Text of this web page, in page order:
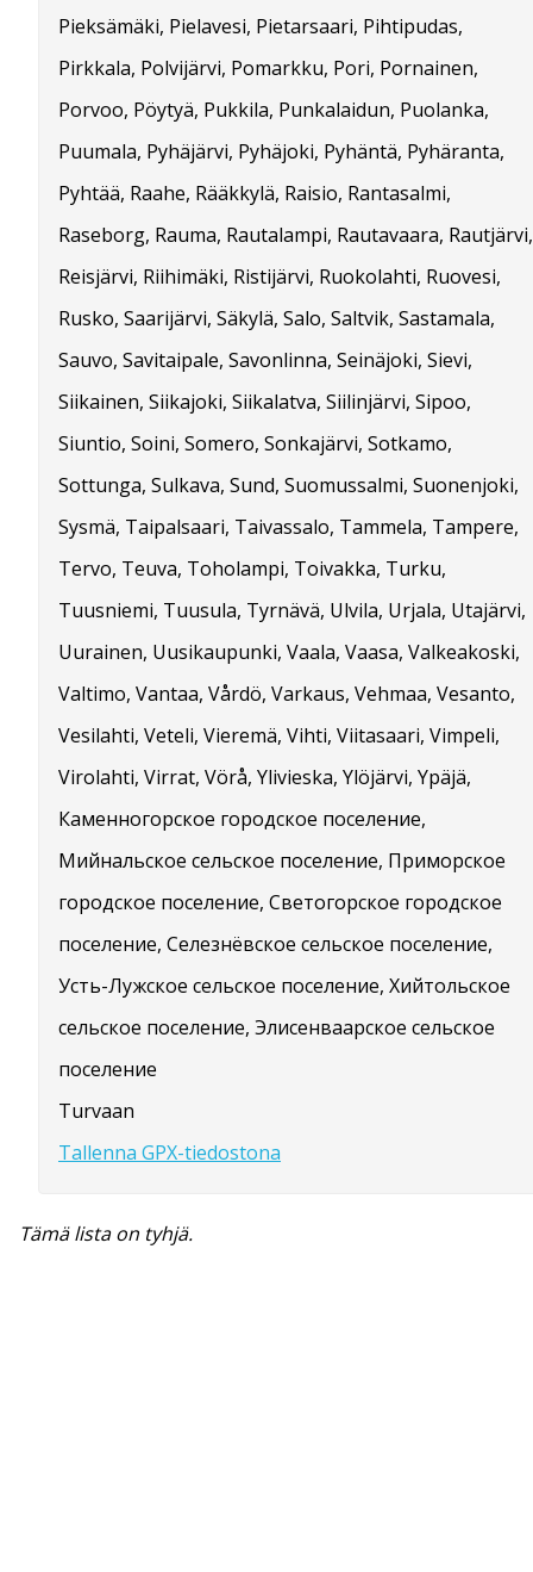
Pieksämäki, Pielavesi, Pietarsaari, Pihtipudas,
Pirkkala, Polvijärvi, Pomarkku, Pori, Pornainen,
Porvoo, Pöytyä, Pukkila, Punkalaidun, Puolanka,
Puumala, Pyhäjärvi, Pyhäjoki, Pyhäntä, Pyhäranta,
Pyhtää, Raahe, Rääkkylä, Raisio, Rantasalmi,
Raseborg, Rauma, Rautalampi, Rautavaara, Rautjärvi,
Reisjärvi, Riihimäki, Ristijärvi, Ruokolahti, Ruovesi,
Rusko, Saarijärvi, Säkylä, Salo, Saltvik, Sastamala,
Sauvo, Savitaipale, Savonlinna, Seinäjoki, Sievi,
Siikainen, Siikajoki, Siikalatva, Siilinjärvi, Sipoo,
Siuntio, Soini, Somero, Sonkajärvi, Sotkamo,
Sottunga, Sulkava, Sund, Suomussalmi, Suonenjoki,
Sysmä, Taipalsaari, Taivassalo, Tammela, Tampere,
Tervo, Teuva, Toholampi, Toivakka, Turku,
Tuusniemi, Tuusula, Tyrnävä, Ulvila, Urjala, Utajärvi,
Uurainen, Uusikaupunki, Vaala, Vaasa, Valkeakoski,
Valtimo, Vantaa, Vårdö, Varkaus, Vehmaa, Vesanto,
Vesilahti, Veteli, Vieremä, Vihti, Viitasaari, Vimpeli,
Virolahti, Virrat, Vörå, Ylivieska, Ylöjärvi, Ypäjä,
Каменногорское городское поселение,
Мийнальское сельское поселение, Приморское
городское поселение, Светогорское городское
поселение, Селезнёвское сельское поселение,
Усть-Лужское сельское поселение, Хийтольское
сельское поселение, Элисенваарское сельское
поселение
Turvaan
Tallenna GPX-tiedostona
Tämä lista on tyhjä.